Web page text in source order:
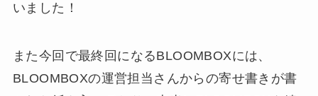
いました！
また今回で最終回になるBLOOMBOXには、
BLOOMBOXの運営担当さんからの寄せ書きが書